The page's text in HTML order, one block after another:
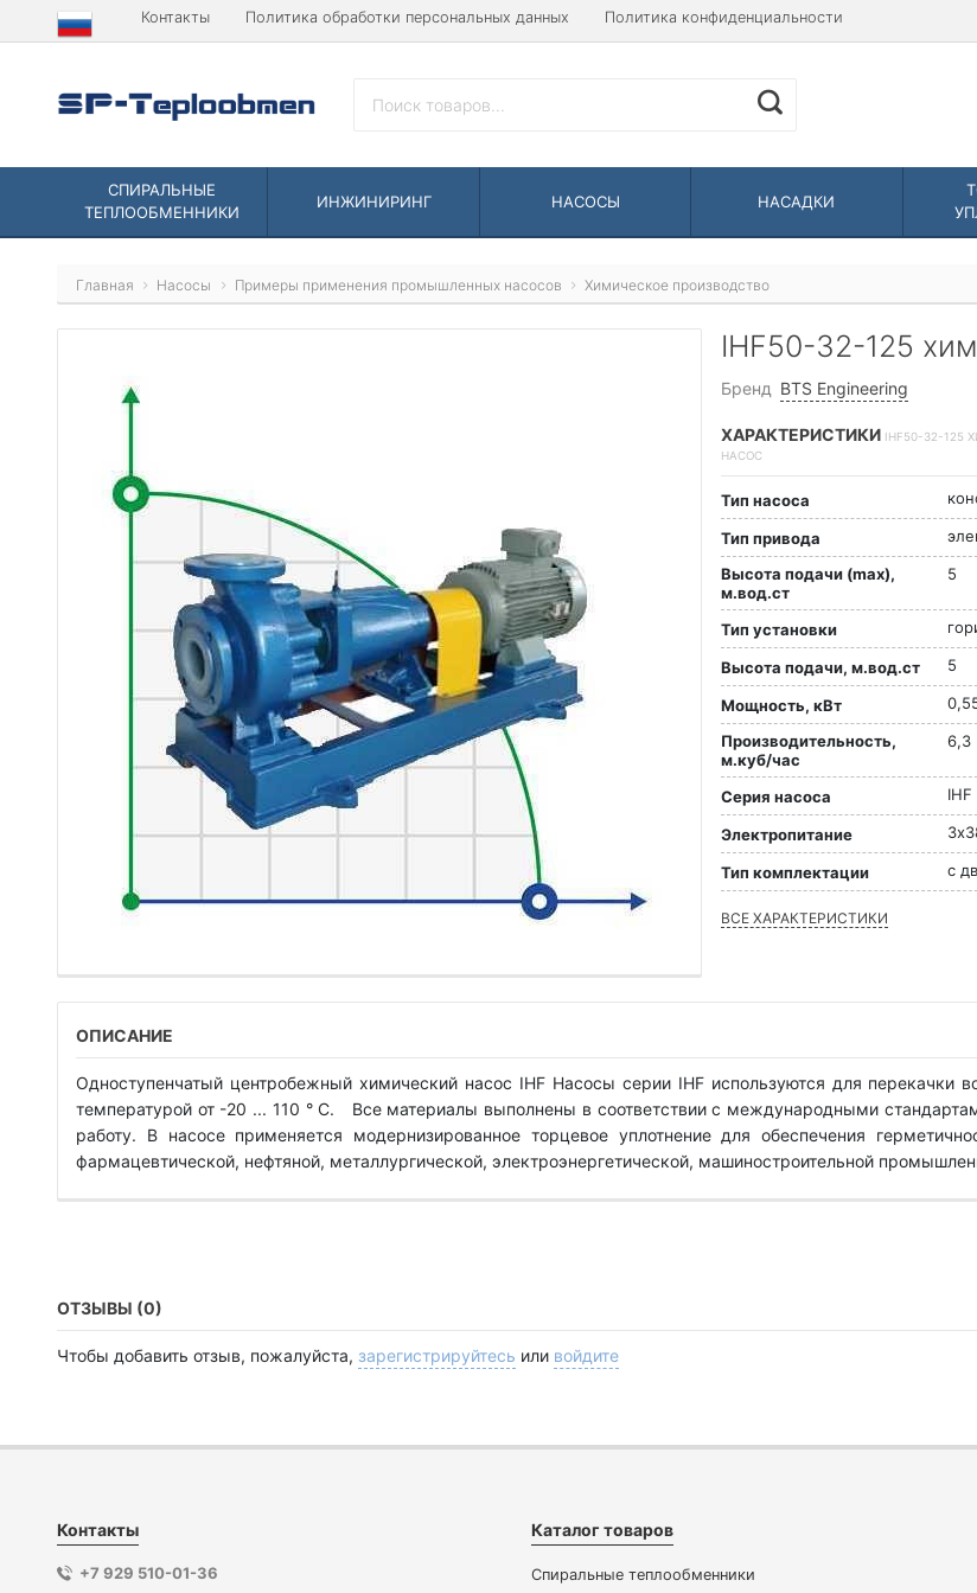
Контакты Политика обработки персональных данных Политика конфиденциальности
СПИРАЛЬНЫЕ
ТЕПЛООБМЕННИКИ
ИНЖИНИРИНГ НАСОСЫ НАСАДКИ
Главная Насосы Примеры применения промышленных насосов Химическое производство
IHF50-32-125
Бренд BTS Engineering
ХАРАКТЕРИСТИКИ IHF50-32-125
НАСОС
Тип насоса
Тип привода
Высота подачи (max),
м.вод.ст
5
Тип установки
Высота подачи, м.вод.ст 5
Мощность, кВт
Производительность,
м.куб/час
6,3
Серия насоса IHF
Электропитание
Тип комплектации с
ВСЕ ХАРАКТЕРИСТИКИ
ОПИСАНИЕ
Одноступенчатый центробежный химический насос IHF Насосы серии IHF используются для перекачки
температурой от -20 ... 110 ° C. Все материалы выполнены в соответствии с международными
работу. В насосе применяется модернизированное торцевое уплотнение для обеспечения
фармацевтической, нефтяной, металлургической, электроэнергетической, машиностроительной
ОТЗЫВЫ (0)
Чтобы добавить отзыв, пожалуйста, зарегистрируйтесь или войдите
Контакты
+7 929 510-01-36
Каталог товаров
Спиральные теплообменники